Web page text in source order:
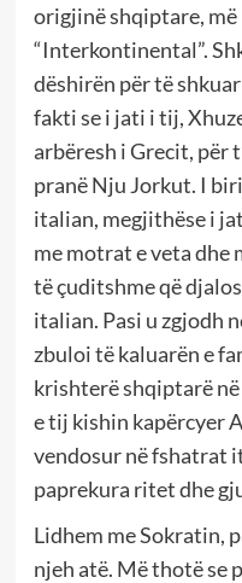
origjinë shqiptare,
“Interkontinental”.
dëshirën për të
fakti se i jati i tij,
arbëresh i Grecit, për
pranë Nju Jorkut. I
italian, megjithëse i
me motrat e veta dhe
të çuditshme që
italian. Pasi u zgjodh
zbuloi të kaluarën e
krishterë shqiptarë
e tij kishin kapërcyer
vendosur në fshatrat
paprekura ritet dhe
Lidhem me Sokratin,
njeh atë. Më thotë se